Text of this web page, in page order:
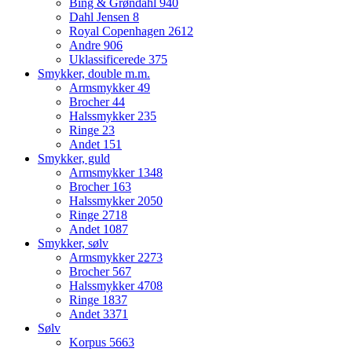
Bing & Grøndahl 940
Dahl Jensen 8
Royal Copenhagen 2612
Andre 906
Uklassificerede 375
Smykker, double m.m.
Armsmykker49
Brocher44
Halssmykker 235
Ringe 23
Andet 151
Smykker, guld
Armsmykker 1348
Brocher 163
Halssmykker 2050
Ringe 2718
Andet 1087
Smykker, sølv
Armsmykker 2273
Brocher 567
Halssmykker4708
Ringe 1837
Andet 3371
Sølv
Korpus 5663